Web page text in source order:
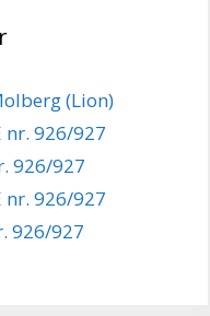
(Lion)
nr. 926/927
926/927
nr. 926/927
926/927